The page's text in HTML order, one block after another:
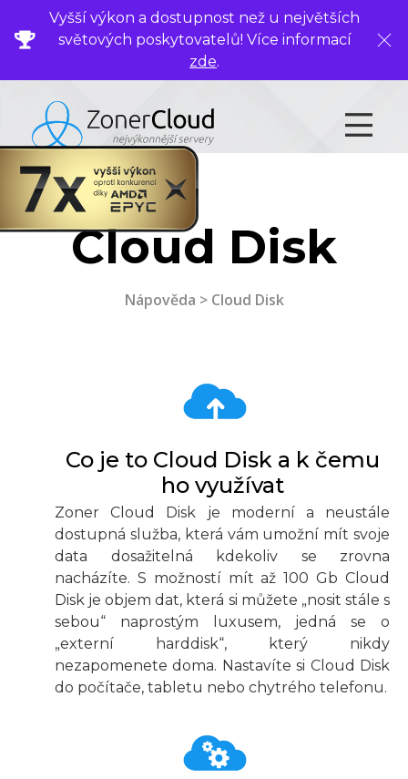
Vyšší výkon a dostupnost než u největších
světových poskytovatelů! Více informací
zde.
Cloud Disk
Nápověda > Cloud Disk
Co je to Cloud Disk a k čemu
ho využívat
Zoner Cloud Disk je moderní a neustále
dostupná služba, která vám umožní mít svoje
data dosažitelná kdekoliv se zrovna
nacházíte. S možností mít až 100 Gb Cloud
Disk je objem dat, která si můžete „nosit stále s
sebou“ naprostým luxusem, jedná se o
„externí harddisk“, který nikdy
nezapomenete doma. Nastavíte si Cloud Disk
do počítače, tabletu nebo chytrého telefonu.